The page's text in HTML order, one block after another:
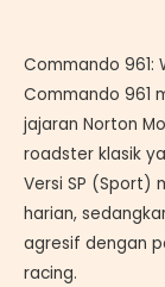
Commando 961:
Commando 961
jajaran Norton
roadster klasik
Versi SP (Sport)
harian,
agresif dengan
racing.